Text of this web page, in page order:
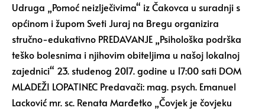
Udruga „Pomoć neizlječivima“ iz Čakovca u suradnji s
općinom i župom Sveti Juraj na Bregu organizira
stručno-edukativno PREDAVANJE „Psihološka podrška
teško bolesnima i njihovim obiteljima u našoj lokalnoj
zajednici“ 23. studenog 2017. godine u 17:00 sati DOM
MLADEŽI LOPATINEC Predavači: mag. psych. Emanuel
Lacković mr. sc. Renata Marđetko „Čovjek je čovjeku